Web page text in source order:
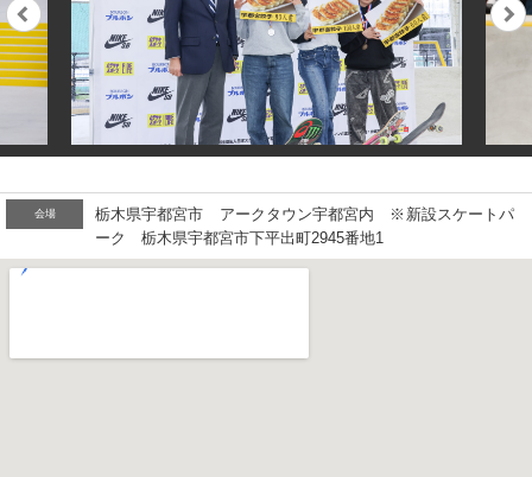
会場
栃木県宇都宮市 アークタウン宇都宮内 ※新設スケートパ
ーク 栃木県宇都宮市下平出町2945番地1